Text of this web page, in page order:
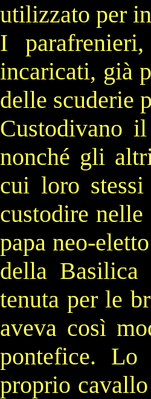
utilizzato per
I
incaricati, già
delle scuderie
Custodivano
nonché gli
cui loro
custodire
papa neo-
della
tenuta per le
aveva così
pontefice. Lo
proprio